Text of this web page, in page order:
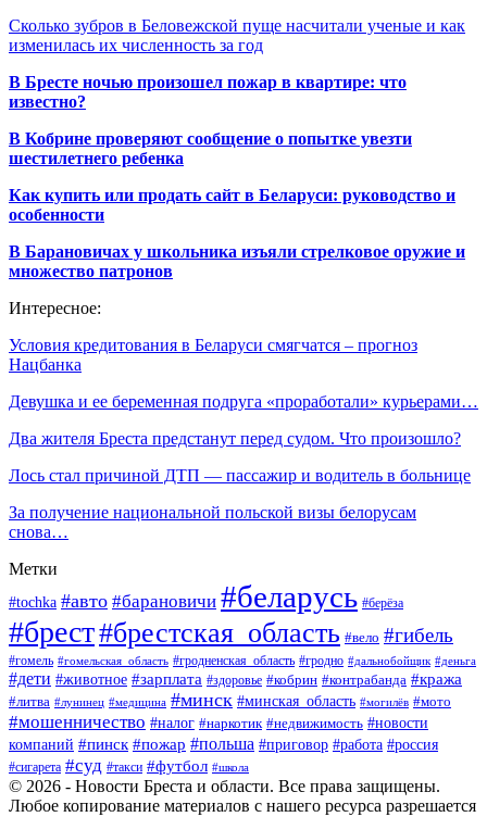
Сколько зубров в Беловежской пуще насчитали ученые и как
изменилась их численность за год
В Бресте ночью произошел пожар в квартире: что
известно?
В Кобрине проверяют сообщение о попытке увезти
шестилетнего ребенка
Как купить или продать сайт в Беларуси: руководство и
особенности
В Барановичах у школьника изъяли стрелковое оружие и
множество патронов
Интересное:
Условия кредитования в Беларуси смягчатся – прогноз
Нацбанка
Девушка и ее беременная подруга «проработали» курьерами…
Два жителя Бреста предстанут перед судом. Что произошло?
Лось стал причиной ДТП — пассажир и водитель в больнице
За получение национальной польской визы белорусам
снова…
Метки
#tochka #авто #барановичи #беларусь #берёза
#брест#брестская_область #вело #гибель
#гомель #гомельская_область #гродненская_область #гродно #дальнобойщик #деньга
#дети #животное #зарплата #здоровье #кобрин #контрабанда #кража
#литва #лунинец #медицина #минск #минская_область #могилёв #мото
#мошенничество #налог #наркотик #недвижимость #новости
компаний #пинск #пожар #польша #приговор #работа #россия
#сигарета #суд #такси #футбол #школа
© 2026 - Новости Бреста и области. Все права защищены.
Любое копирование материалов с нашего ресурса разрешается